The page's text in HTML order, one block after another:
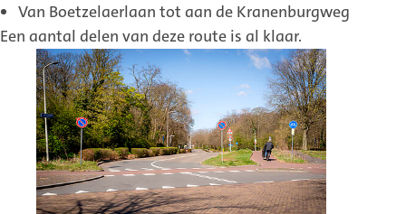
Van Boetzelaerlaan tot aan de Kranenburgweg
Een aantal delen van deze route is al klaar.